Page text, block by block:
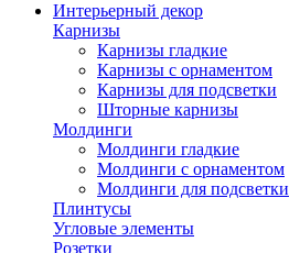
Интерьерный декор
Карнизы
Карнизы гладкие
Карнизы с орнаментом
Карнизы для подсветки
Шторные карнизы
Молдинги
Молдинги гладкие
Молдинги с орнаментом
Молдинги для подсветки
Плинтусы
Угловые элементы
Розетки